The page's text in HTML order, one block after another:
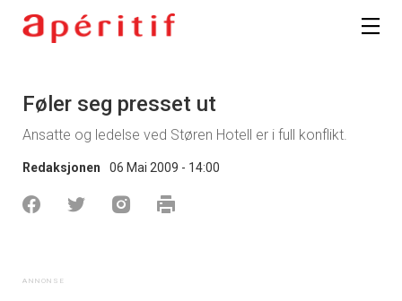
Føler seg presset ut
Ansatte og ledelse ved Støren Hotell er i full konflikt.
Redaksjonen 06 Mai 2009 - 14:00